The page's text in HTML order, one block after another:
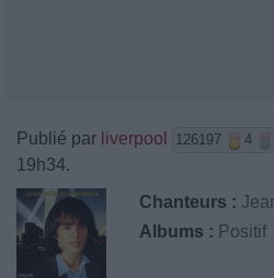
Publié par liverpool 126197 4
19h34.
Chanteurs :
Albums : Positif